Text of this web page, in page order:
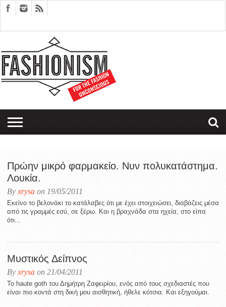
EDITORIALS
COUPLES
THERAPY
SARTORIAGRAM
Πρώην μικρό φαρμακείο. Νυν πολυκατάστημα.
Λουκία.
By xrysa on 19/05/2011
Εκείνο το βελονάκι το κατάλαβες ότι με έχει στοιχειώσει, διαβάζεις μέσα
από τις γραμμές εσύ, σε ξέρω. Και η βραχνάδα στα ηχεία, στο είπα
ότι...
Μυστικός Δείπνος
By xrysa on 21/04/2011
To haute goth του Δημήτρη Ζαφειρίου, ενός από τους σχεδιαστές που
είναι πιο κοντά στη δική μου αισθητική, ήθελε κότσια. Και εξηγούμαι.